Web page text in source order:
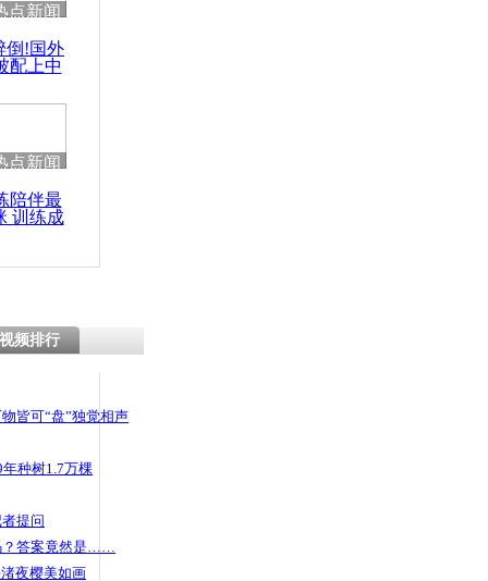
点新闻
倒!国外
配上中
点新闻
陪伴最
训练成
频排行
皆可“盘”独觉相声
种树1.7万棵
提问
？答案竟然是……
夜樱美如画